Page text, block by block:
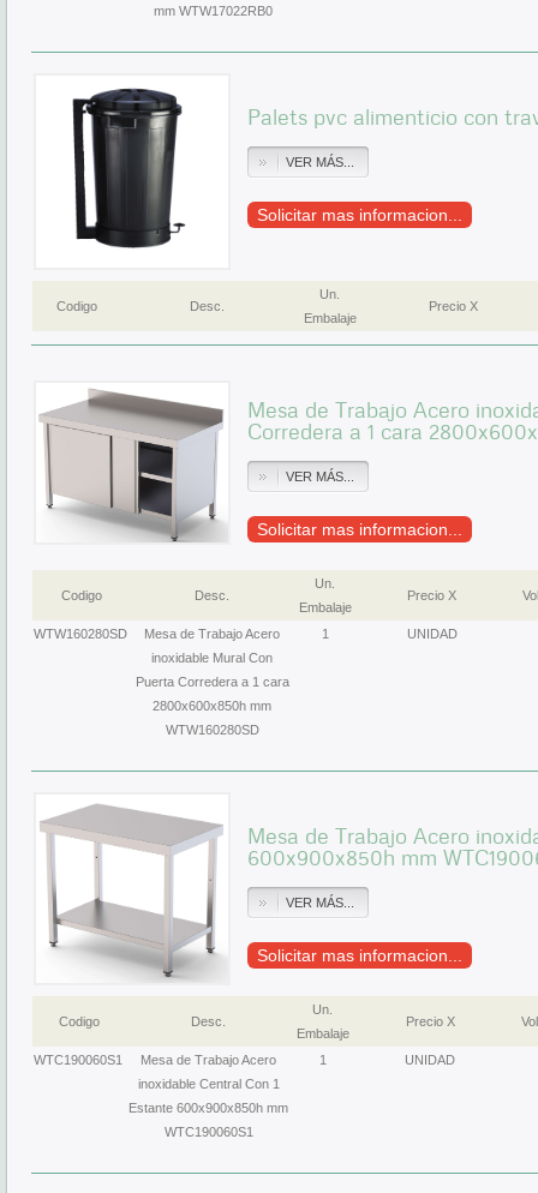
mm WTW17022RB0
Palets pvc alimenticio con
VER MÁS...
Solicitar mas informacion...
Codigo Desc.
Un.
Embalaje
Precio X
Mesa de Trabajo Acero
Corredera a 1 cara
VER MÁS...
Solicitar mas informacion...
Codigo Desc.
Un.
Embalaje
Precio X
WTW160280SD
Mesa de Trabajo Acero
inoxidable Mural Con
Puerta Corredera a 1 cara
2800x600x850h mm
WTW160280SD
1 UNIDAD
Mesa de Trabajo Acero
600x900x850h mm
VER MÁS...
Solicitar mas informacion...
Codigo Desc.
Un.
Embalaje
Precio X
WTC190060S1
Mesa de Trabajo Acero
inoxidable Central Con 1
Estante 600x900x850h mm
WTC190060S1
1 UNIDAD